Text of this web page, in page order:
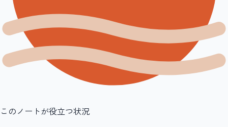
このノートが役立つ状況